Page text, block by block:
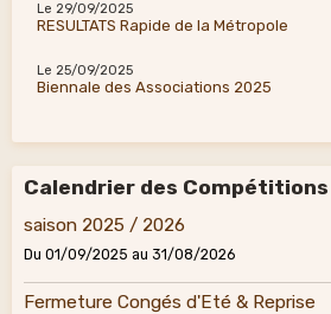
Le 29/09/2025
RESULTATS Rapide de la Métropole
Le 25/09/2025
Biennale des Associations 2025
Calendrier des Compétitions
saison 2025 / 2026
Du 01/09/2025 au 31/08/2026
Fermeture Congés d'Eté & Reprise